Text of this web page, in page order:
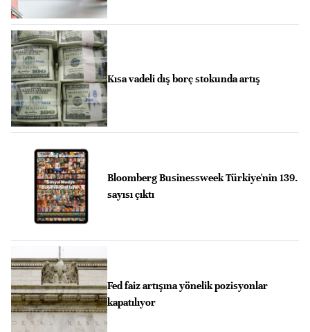
Kısa vadeli dış borç stokunda artış
Bloomberg Businessweek Türkiye'nin 139.
sayısı çıktı
Fed faiz artışına yönelik pozisyonlar
kapatılıyor